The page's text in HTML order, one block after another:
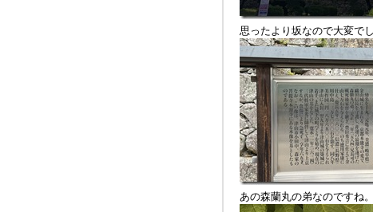
思ったより坂なので大変でし
あの森蘭丸の弟なのですね。